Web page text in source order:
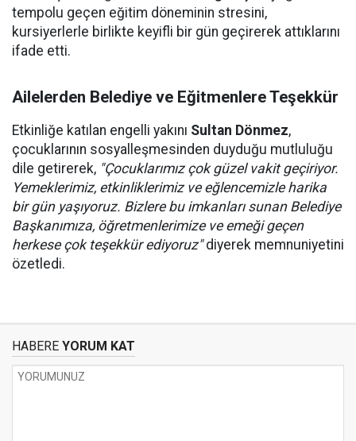
tempolu geçen eğitim döneminin stresini,
kursiyerlerle birlikte keyifli bir gün geçirerek attıklarını
ifade etti.
Ailelerden Belediye ve Eğitmenlere Teşekkür
Etkinliğe katılan engelli yakını Sultan Dönmez,
çocuklarının sosyalleşmesinden duyduğu mutluluğu
dile getirerek, "Çocuklarımız çok güzel vakit geçiriyor.
Yemeklerimiz, etkinliklerimiz ve eğlencemizle harika
bir gün yaşıyoruz. Bizlere bu imkanları sunan Belediye
Başkanımıza, öğretmenlerimize ve emeği geçen
herkese çok teşekkür ediyoruz"diyerek memnuniyetini
özetledi.
HABERE YORUM KAT